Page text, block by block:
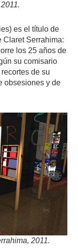
es el título de
Claret Serrahima:
los 25 años de
su comisario
de su
obsesiones y de
2011.